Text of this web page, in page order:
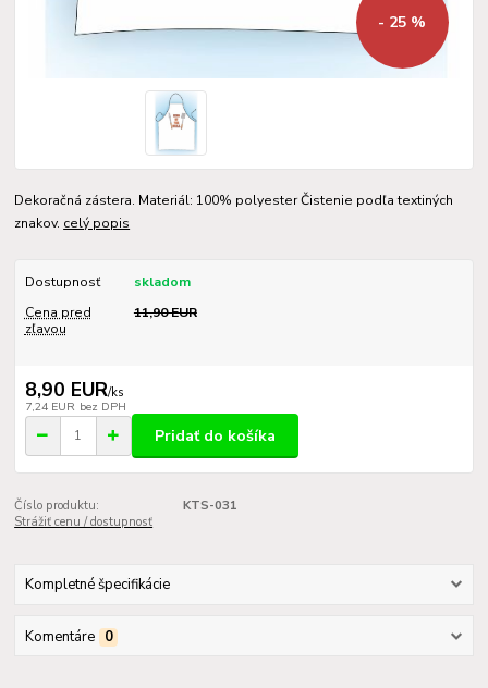
- 25 %
Dekoračná zástera. Materiál: 100% polyester Čistenie podľa textiných
znakov. celý popis
Dostupnosť
skladom
Cena pred
zľavou
11,90 EUR
8,90 EUR/ks
7,24 EUR bez DPH
Pridať do košíka
Číslo produktu:
KTS-031
Strážiť cenu / dostupnosť
Kompletné špecifikácie
Komentáre 0